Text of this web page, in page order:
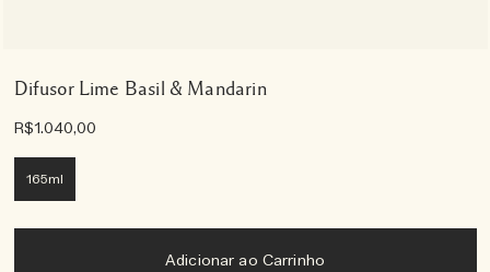
Difusor Lime Basil & Mandarin
R$1.040,00
165ml
Adicionar ao Carrinho